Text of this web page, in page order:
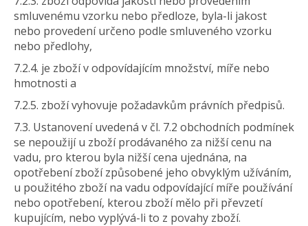
smluvenému vzorku nebo předloze, byla-li jakost
nebo provedení určeno podle smluveného vzorku
nebo předlohy,
7.2.4. je zboží v odpovídajícím množství, míře nebo
hmotnosti a
7.2.5. zboží vyhovuje požadavkům právních předpisů.
7.3. Ustanovení uvedená v čl. 7.2 obchodních podmínek
se nepoužijí u zboží prodávaného za nižší cenu na
vadu, pro kterou byla nižší cena ujednána, na
opotřebení zboží způsobené jeho obvyklým užíváním,
u použitého zboží na vadu odpovídající míře používání
nebo opotřebení, kterou zboží mělo při převzetí
kupujícím, nebo vyplývá-li to z povahy zboží.